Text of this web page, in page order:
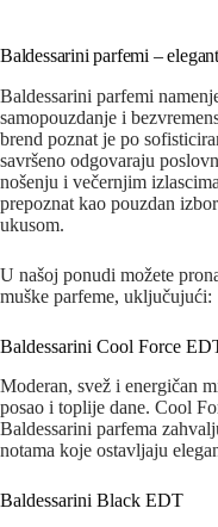
Baldessarini parfemi –
Baldessarini parfemi
samopouzdanje i
brend poznat je po
savršeno odgovaraju
nošenju i večernjim
prepoznat kao pouzdan
ukusom.
U našoj ponudi možete
muške parfeme, uključujući:
Baldessarini Cool Force
Moderan, svež i energičan
posao i toplije dane. Cool
Baldessarini parfema
notama koje ostavljaju
Baldessarini Black EDT